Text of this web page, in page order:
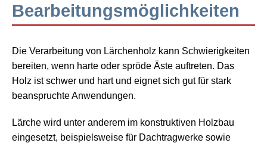
Bearbeitungsmöglichkeiten
Die Verarbeitung von Lärchenholz kann Schwierigkeiten
bereiten, wenn harte oder spröde Äste auftreten. Das
Holz ist schwer und hart und eignet sich gut für stark
beanspruchte Anwendungen.
Lärche wird unter anderem im konstruktiven Holzbau
eingesetzt, beispielsweise für Dachtragwerke sowie